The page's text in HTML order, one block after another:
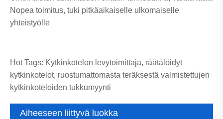
Nopea toimitus, tuki pitkäaikaiselle ulkomaiselle
yhteistyölle
Hot Tags: Kytkinkotelon levytoimittaja, räätälöidyt
kytkinkotelot, ruostumattomasta teräksestä valmistettujen
kytkinkoteloiden tukkumyynti
Aiheeseen liittyvä luokka